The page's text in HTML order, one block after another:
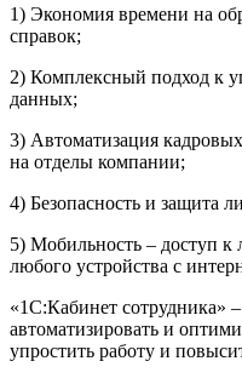
1) Экономия времени на
справок;
2) Комплексный подход к
данных;
3) Автоматизация
на отделы компании;
4) Безопасность и защита
5) Мобильность – доступ
любого устройства с
«1С:Кабинет сотрудника»
автоматизировать и
упростить работу и